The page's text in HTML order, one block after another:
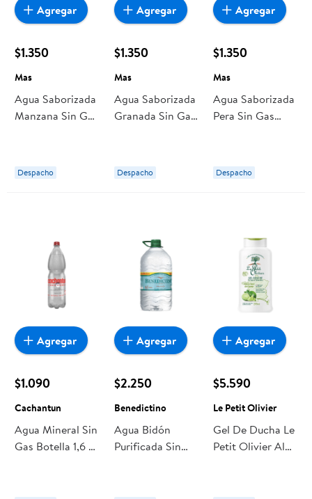
$1.350
Mas
Agua Saborizada
Manzana Sin Gas
Despacho
Agregar
$1.350
Mas
Agua Saborizada
Granada Sin Gas
Despacho
Agregar
$1.350
Mas
Agua Saborizada
Pera Sin Gas
Despacho
Agregar
$1.090
Cachantun
Agua Mineral Sin
Gas Botella 1,6 L
Agregar
$2.250
Benedictino
Agua Bidón
Purificada Sin
Agregar
$5.590
Le Petit Olivier
Gel De Ducha Le
Petit Olivier Al
Agregar